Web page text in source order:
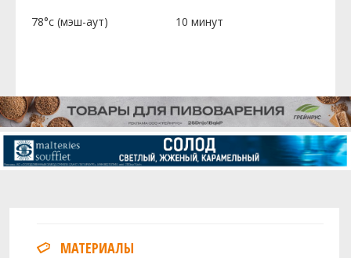
78°c (мэш-аут) 10 минут
МАТЕРИАЛЫ